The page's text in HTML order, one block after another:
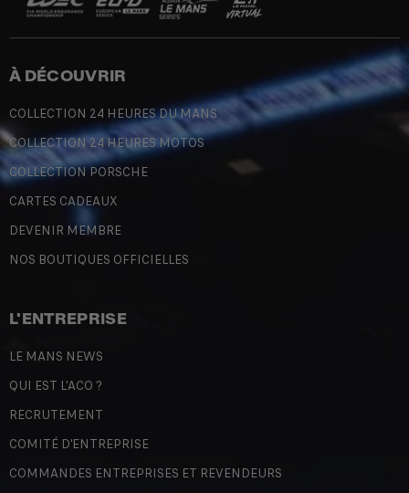
À DÉCOUVRIR
COLLECTION 24 HEURES DU MANS
COLLECTION 24 HEURES MOTOS
COLLECTION PORSCHE
CARTES CADEAUX
DEVENIR MEMBRE
NOS BOUTIQUES OFFICIELLES
L'ENTREPRISE
LE MANS NEWS
QUI EST L'ACO ?
RECRUTEMENT
COMITÉ D'ENTREPRISE
COMMANDES ENTREPRISES ET REVENDEURS